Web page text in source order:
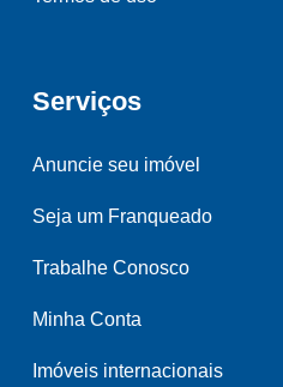
Serviços
Anuncie seu imóvel
Seja um Franqueado
Trabalhe Conosco
Minha Conta
Imóveis internacionais